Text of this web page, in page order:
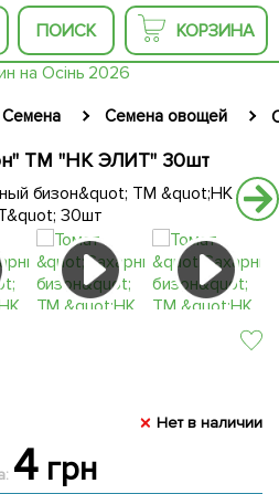
ПОИСК КОРЗИНА
Семена Семена овощей
ТМ "НК ЭЛИТ" 30шт
Нет в наличии
4грн